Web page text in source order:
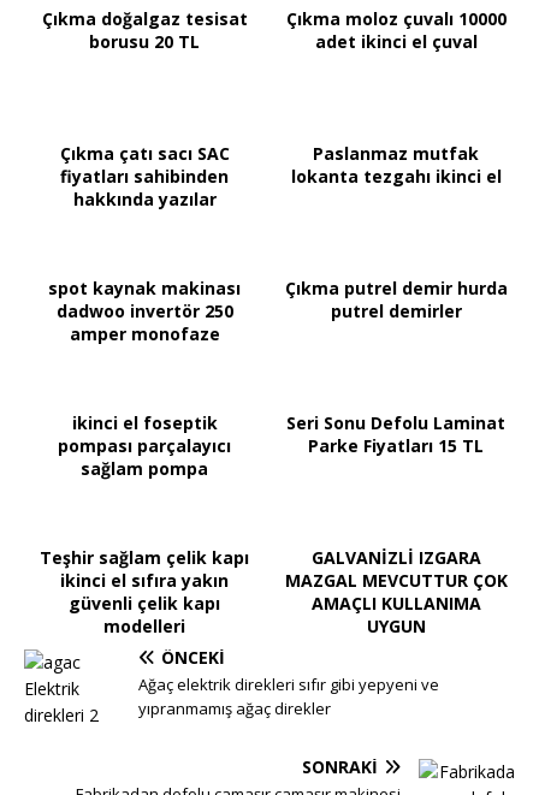
Çıkma doğalgaz tesisat
borusu 20 TL
Çıkma moloz çuvalı 10000
adet ikinci el çuval
Çıkma çatı sacı SAC
fiyatları sahibinden
hakkında yazılar
Paslanmaz mutfak
lokanta tezgahı ikinci el
spot kaynak makinası
dadwoo invertör 250
amper monofaze
Çıkma putrel demir hurda
putrel demirler
ikinci el foseptik
pompası parçalayıcı
sağlam pompa
Seri Sonu Defolu Laminat
Parke Fiyatları 15 TL
Teşhir sağlam çelik kapı
ikinci el sıfıra yakın
güvenli çelik kapı
modelleri
GALVANİZLİ IZGARA
MAZGAL MEVCUTTUR ÇOK
AMAÇLI KULLANIMA
UYGUN
ÖNCEKI
Ağaç elektrik direkleri sıfır gibi yepyeni ve
yıpranmamış ağaç direkler
SONRAKI